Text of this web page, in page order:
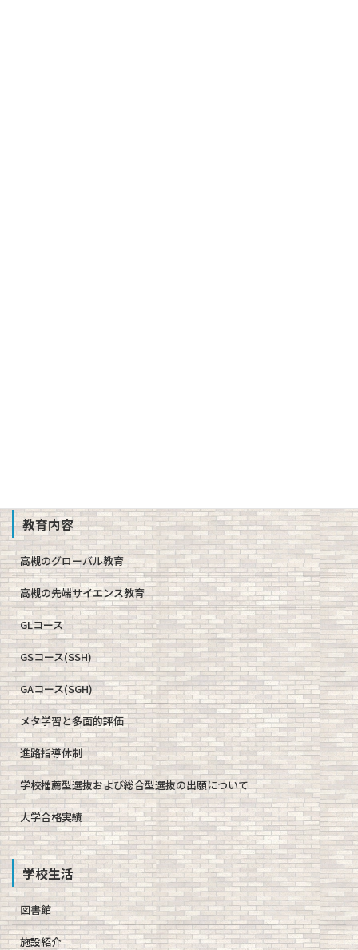
教育内容
高槻のグローバル教育
高槻の先端サイエンス教育
GLコース
GSコース(SSH)
GAコース(SGH)
メタ学習と多面的評価
進路指導体制
学校推薦型選抜および総合型選抜の出願について
大学合格実績
学校生活
図書館
施設紹介